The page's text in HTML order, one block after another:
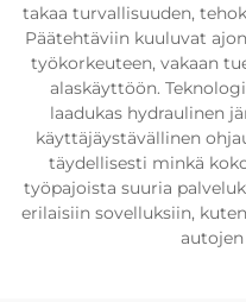
takaa turvallisuuden,
Päätehtäviin kuuluvat
työkorkeuteen, vakaan
alaskäyttöön.
laadukas hydraulinen
käyttäjäystävällinen
täydellisesti minkä
työpajoista suuria
erilaisiin sovelluksiin,
autojen